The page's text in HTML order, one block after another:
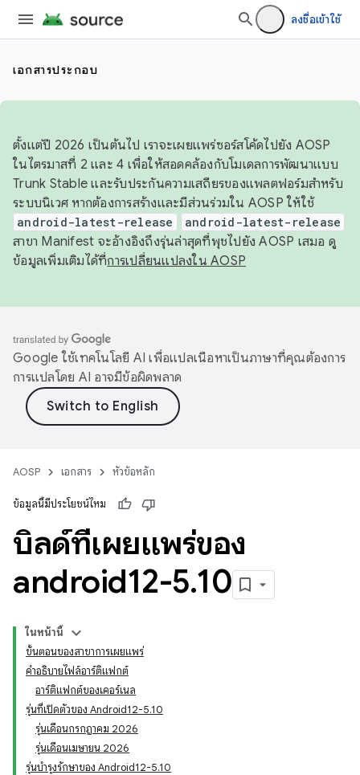
ลงชื่อเข้าใช้
เอกสารประกอบ
ตั้งแต่ปี 2026 เป็นต้นไป เราจะเผยแพร่ซอร์สโค้ดไปยัง AOSP
ในไตรมาสที่ 2 และ 4 เพื่อให้สอดคล้องกับโมเดลการพัฒนาแบบ
Trunk Stable และรับประกันความเสถียรของแพลตฟอร์มสำหรับ
ระบบนิเวศ หากต้องการสร้างและมีส่วนร่วมใน AOSP ให้ใช้
android-latest-release android-latest-release
สาขา Manifest จะอ้างอิงถึงรุ่นล่าสุดที่พุชไปยัง AOSP เสมอ ดู
ข้อมูลเพิ่มเติมได้ที่การเปลี่ยนแปลงใน AOSP
Google ใช้เทคโนโลยี AI เพื่อแปลเนื้อหาเป็นภาษาที่คุณต้องการ
การแปลโดย AI อาจมีข้อผิดพลาด
AOSP เอกสาร หัวข้อหลัก
ข้อมูลนี้มีประโยชน์ไหม
บิลด์ที่เผยแพร่ของ
android12-5.10
ในหน้านี้
ขั้นตอนของสาขาการเผยแพร่
คำอธิบายไฟล์อาร์ติแฟกต์
อาร์ติแฟกต์ของเคอร์เนล
รุ่นที่เปิดตัวของ Android12-5.10
รุ่นเดือนกรกฎาคม 2026
รุ่นเดือนเมษายน 2026
รุ่นบำรุงรักษาของ Android12-5.10